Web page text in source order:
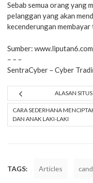
Sebab semua orang yang
pelanggan yang akan
kecenderungan
Sumber: www.liputan6.com
– – –
SentraCyber – Cyber
ALASAN
CARA SEDERHANA
DAN ANAK LAKI-LAKI
TAGS: Articles